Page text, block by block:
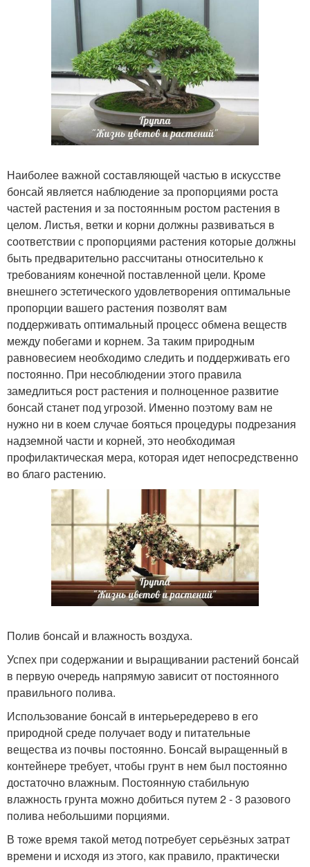
Наиболее важной составляющей частью в искусстве
бонсай является наблюдение за пропорциями роста
частей растения и за постоянным ростом растения в
целом. Листья, ветки и корни должны развиваться в
соответствии с пропорциями растения которые должны
быть предварительно рассчитаны относительно к
требованиям конечной поставленной цели. Кроме
внешнего эстетического удовлетворения оптимальные
пропорции вашего растения позволят вам
поддерживать оптимальный процесс обмена веществ
между побегами и корнем. За таким природным
равновесием необходимо следить и поддерживать его
постоянно. При несоблюдении этого правила
замедлиться рост растения и полноценное развитие
бонсай станет под угрозой. Именно поэтому вам не
нужно ни в коем случае бояться процедуры подрезания
надземной части и корней, это необходимая
профилактическая мера, которая идет непосредственно
во благо растению.
Полив бонсай и влажность воздуха.
Успех при содержании и выращивании растений бонсай
в первую очередь напрямую зависит от постоянного
правильного полива.
Использование бонсай в интерьередерево в его
природной среде получает воду и питательные
вещества из почвы постоянно. Бонсай выращенный в
контейнере требует, чтобы грунт в нем был постоянно
достаточно влажным. Постоянную стабильную
влажность грунта можно добиться путем 2 - 3 разового
полива небольшими порциями.
В тоже время такой метод потребует серьёзных затрат
времени и исходя из этого, как правило, практически